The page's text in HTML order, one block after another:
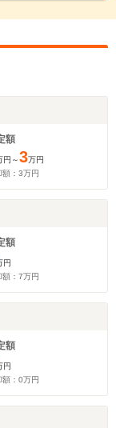
額
円～3万円
： 3万円
額
円
： 7万円
額
円
： 0万円